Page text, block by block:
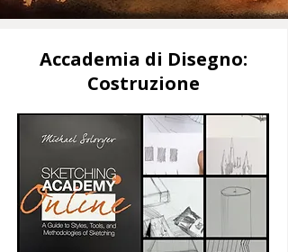
Accademia di Disegno:
Costruzione